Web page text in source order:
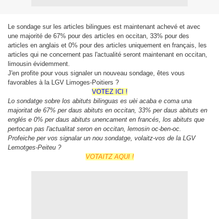
Le sondage sur les articles bilingues est maintenant achevé et avec
une majorité de 67% pour des articles en occitan, 33% pour des
articles en anglais et 0% pour des articles uniquement en français, les
articles qui ne concernent pas l'actualité seront maintenant en occitan,
limousin évidemment.
J'en profite pour vous signaler un nouveau sondage, êtes vous
favorables à la LGV Limoges-Poitiers ?
VOTEZ ICI !
Lo sondatge sobre los abituts bilinguas es uèi acaba e coma una
majoritat de 67% per daus abituts en occitan, 33% per daus abituts en
englés e 0% per daus abituts unencament en francés, los abituts que
pertocan pas l'actualitat seron en occitan, lemosin oc-ben-oc.
Profeiche per vos signalar un nou sondatge, volaitz-vos de la LGV
Lemotges-Peiteu ?
VOTAITZ AQUI !